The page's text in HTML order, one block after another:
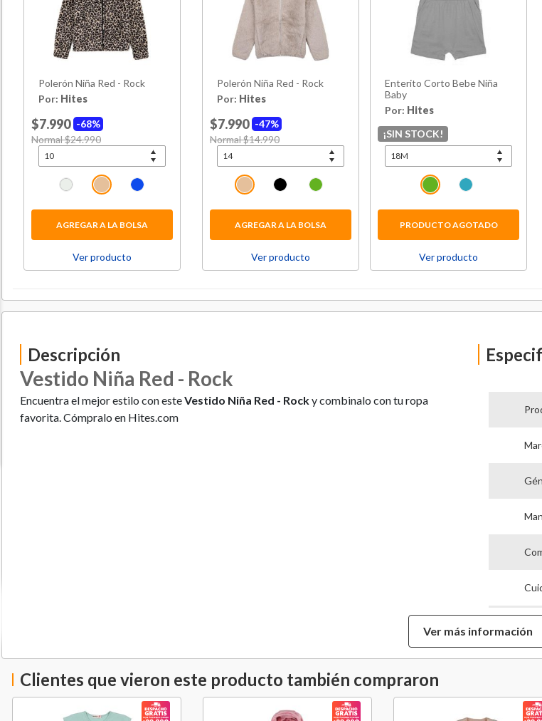
Polerón Niña Red - Rock
Por: Hites
68%
$7.990
Price reduced from
Normal $24.990
AGREGAR A LA BOLSA
Ver producto
Polerón Niña Red - Rock
Por: Hites
47%
$7.990
Price reduced from
Normal $14.990
AGREGAR A LA BOLSA
Ver producto
Enterito Corto Bebe Niña
Baby
Por: Hites
¡SIN STOCK!
PRODUCTO AGOTADO
Ver producto
Descripción
Vestido Niña Red - Rock
Encuentra el mejor estilo con esteVestido Niña Red - Rocky combinalo con tu ropa
favorita. Cómpralo en Hites.com
Ver más información
Clientes que vieron este producto también compraron